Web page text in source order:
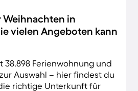
in
vielen Angeboten kann
38.898 Ferienwohnung und
zur Auswahl – hier findest du
richtige Unterkunft für